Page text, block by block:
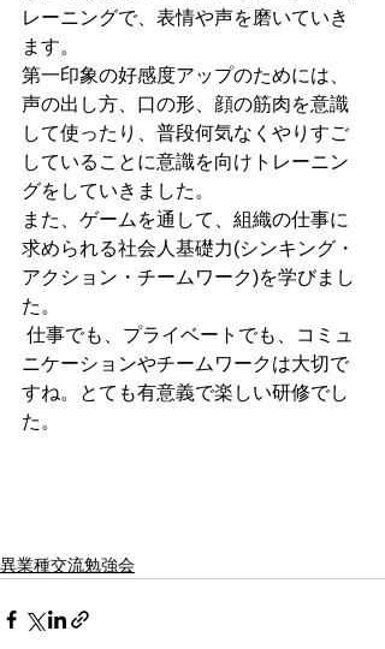
レーニングで、表情や声を磨いていき
ます。
第一印象の好感度アップのためには、
声の出し方、口の形、顔の筋肉を意識
して使ったり、普段何気なくやりすご
していることに意識を向けトレーニン
グをしていきました。
また、ゲームを通して、組織の仕事に
求められる社会人基礎力(シンキング・
アクション・チームワーク)を学びまし
た。
ニケーションやチームワークは大切で
すね。とても有意義で楽しい研修でし
た。
異業種交流勉強会